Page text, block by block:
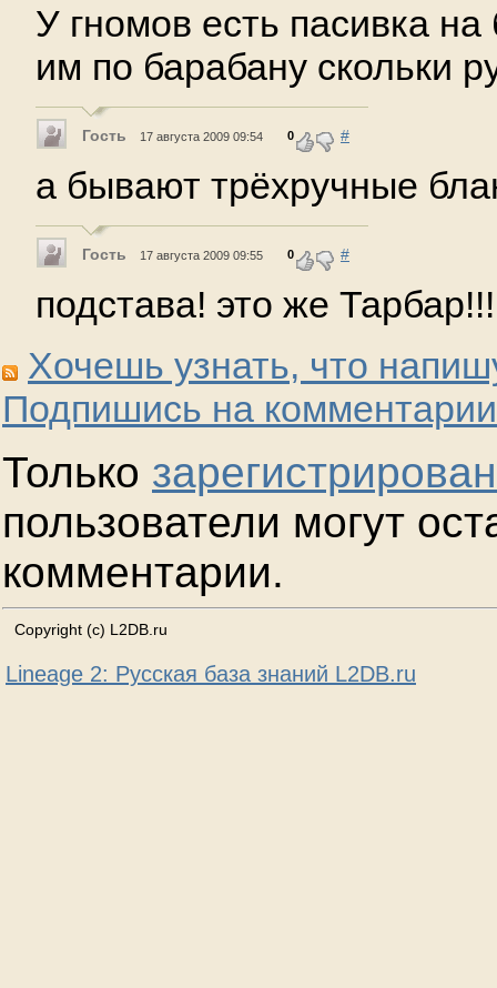
У гномов есть пасивка
им по барабану скольки
Гость 17 августа 2009 09:54 0 #
а бывают трёхручные
Гость 17 августа 2009 09:55 0 #
подстава! это же
Хочешь узнать, что
Подпишись на
Только
пользователи могут
комментарии.
Copyright (c) L2DB.ru
Lineage 2: Русская база знаний L2DB.ru